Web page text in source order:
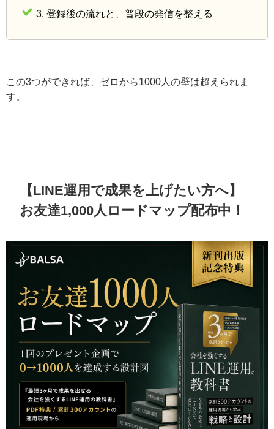
3. 登録後の流れと、普段の発信を整える
この3つができれば、ゼロから1000人の壁は超えられま
す。
【LINE運用で成果を上げたい方へ】
お友達1,000人ロードマップ配布中！